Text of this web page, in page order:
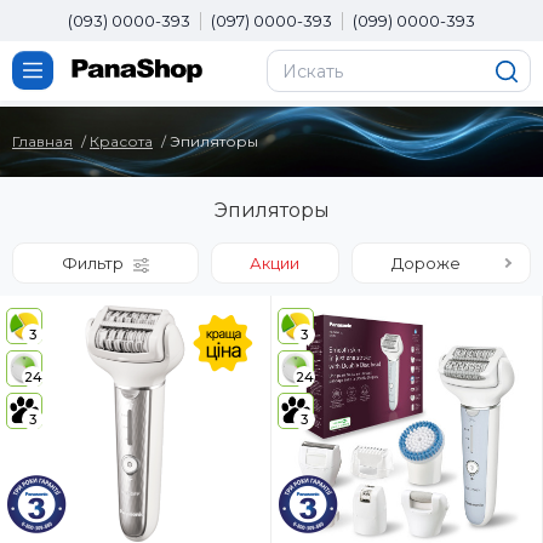
(093) 0000-393 (097) 0000-393 (099) 0000-393
Главная Красота Эпиляторы
Эпиляторы
Фильтр Акции Дороже
3
24
3
3
24
3